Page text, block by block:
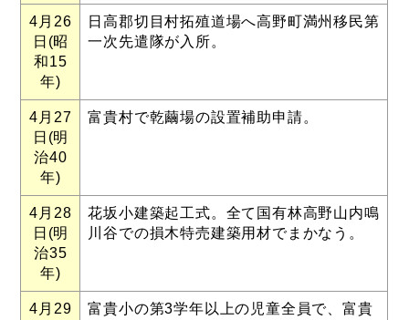
4月26
日(昭
和15
年)
日高郡切目村拓殖道場へ高野町満州移民第
一次先遣隊が入所。
4月27
日(明
治40
年)
富貴村で乾繭場の設置補助申請。
4月28
日(明
治35
年)
花坂小建築起工式。全て国有林高野山内鳴
川谷での損木特売建築用材でまかなう。
4月29
富貴小の第3学年以上の児童全員で、富貴